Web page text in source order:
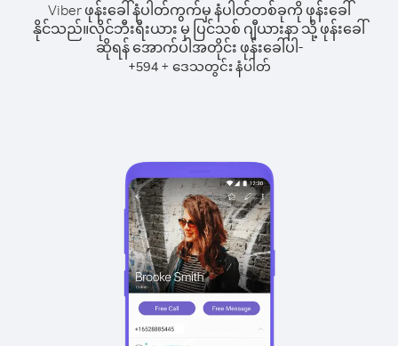
Viber ဖုန်းခေါ်နံပါတ်ကွက်မှ နံပါတ်တစ်ခုကို ဖုန်းခေါ်
နိုင်သည်။လိုင်ဘီးရီးယား မှ ပြင်သစ် ဂျီယားနာ သို့ ဖုန်းခေါ်
ဆိုရန် အောက်ပါအတိုင်း ဖုန်းခေါ်ပါ-
+594+ ဒေသတွင်း နံပါတ်